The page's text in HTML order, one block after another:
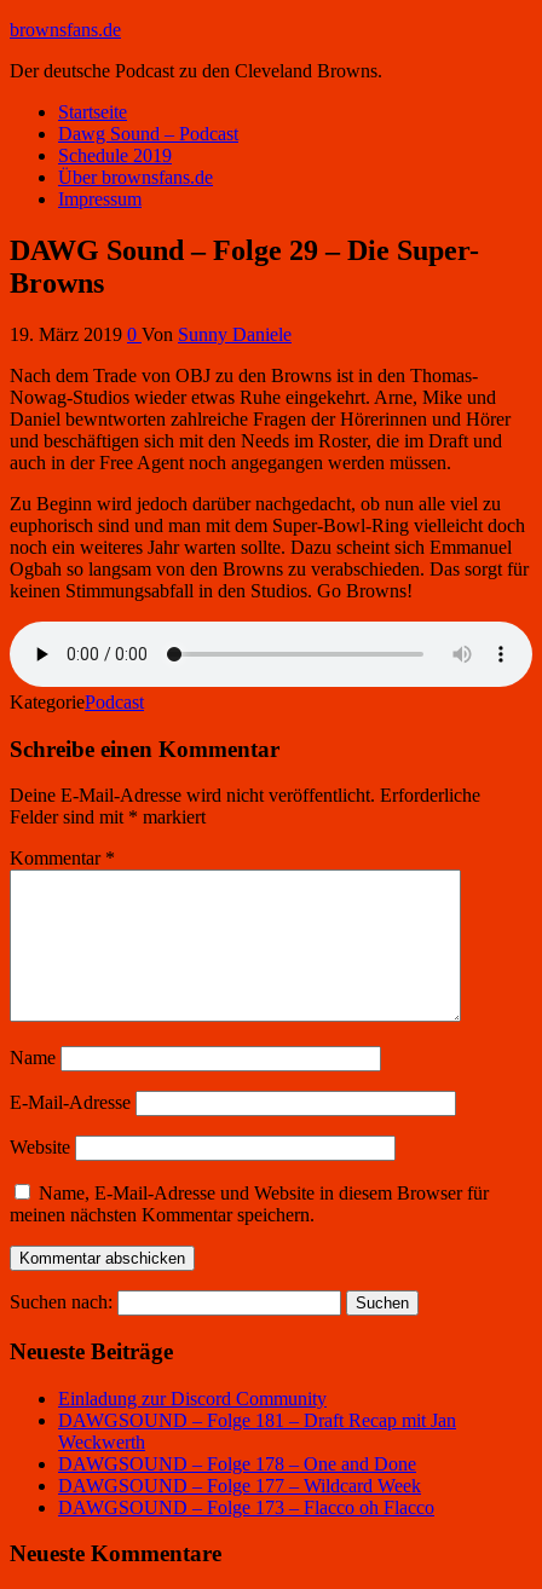
brownsfans.de
Der deutsche Podcast zu den Cleveland Browns.
Startseite
Dawg Sound – Podcast
Schedule 2019
Über brownsfans.de
Impressum
DAWG Sound – Folge 29 – Die Super-
Browns
19. März 2019 0 Von Sunny Daniele
Nach dem Trade von OBJ zu den Browns ist in den Thomas-
Nowag-Studios wieder etwas Ruhe eingekehrt. Arne, Mike und
Daniel bewntworten zahlreiche Fragen der Hörerinnen und Hörer
und beschäftigen sich mit den Needs im Roster, die im Draft und
auch in der Free Agent noch angegangen werden müssen.
Zu Beginn wird jedoch darüber nachgedacht, ob nun alle viel zu
euphorisch sind und man mit dem Super-Bowl-Ring vielleicht doch
noch ein weiteres Jahr warten sollte. Dazu scheint sich Emmanuel
Ogbah so langsam von den Browns zu verabschieden. Das sorgt für
keinen Stimmungsabfall in den Studios. Go Browns!
KategoriePodcast
Schreibe einen Kommentar
Deine E-Mail-Adresse wird nicht veröffentlicht. Erforderliche
Felder sind mit * markiert
Kommentar *
Name
E-Mail-Adresse
Website
Name, E-Mail-Adresse und Website in diesem Browser für
meinen nächsten Kommentar speichern.
Suchen nach:
Neueste Beiträge
Einladung zur Discord Community
DAWGSOUND – Folge 181 – Draft Recap mit Jan
Weckwerth
DAWGSOUND – Folge 178 – One and Done
DAWGSOUND – Folge 177 – Wildcard Week
DAWGSOUND – Folge 173 – Flacco oh Flacco
Neueste Kommentare